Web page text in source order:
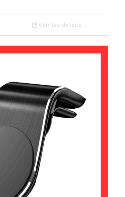
Voir les détails